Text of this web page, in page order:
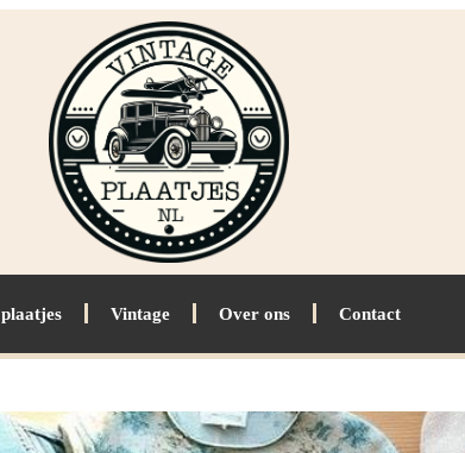
Vintage Over ons Contact